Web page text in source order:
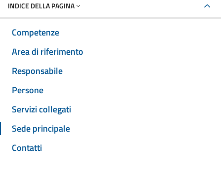
INDICE DELLA PAGINA
Competenze
Area di riferimento
Responsabile
Persone
Servizi collegati
Sede principale
Contatti